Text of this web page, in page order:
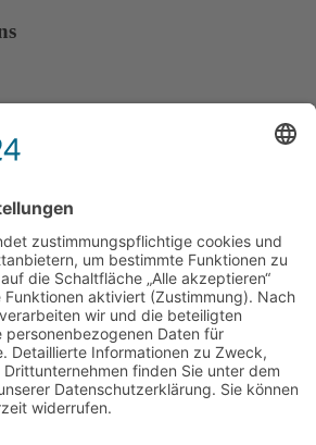
e.V.
vor Spambots geschützt! Zur Anzeige
sein!
vor Spambots geschützt! Zur Anzeige
sein!